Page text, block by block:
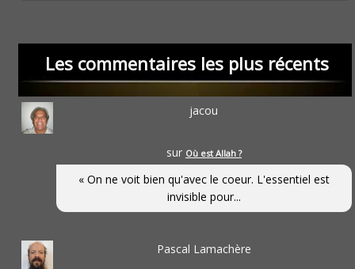
Les commentaires les plus récents
jacou
sur Où est Allah ?
« On ne voit bien qu'avec le coeur. L'essentiel est
invisible pour...
Pascal Lamachère